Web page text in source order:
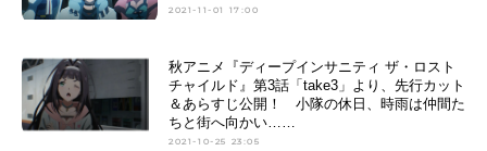
2021-11-01 17:00
秋アニメ『ディープインサニティ ザ・ロスト
チャイルド』第3話「take3」より、先行カット
＆あらすじ公開！ 小隊の休日、時雨は仲間た
ちと街へ向かい……
2021-10-25 23:05